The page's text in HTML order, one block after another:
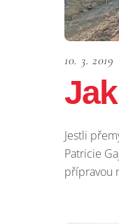
10. 3. 2019
Jestli
Patricie
přípravou